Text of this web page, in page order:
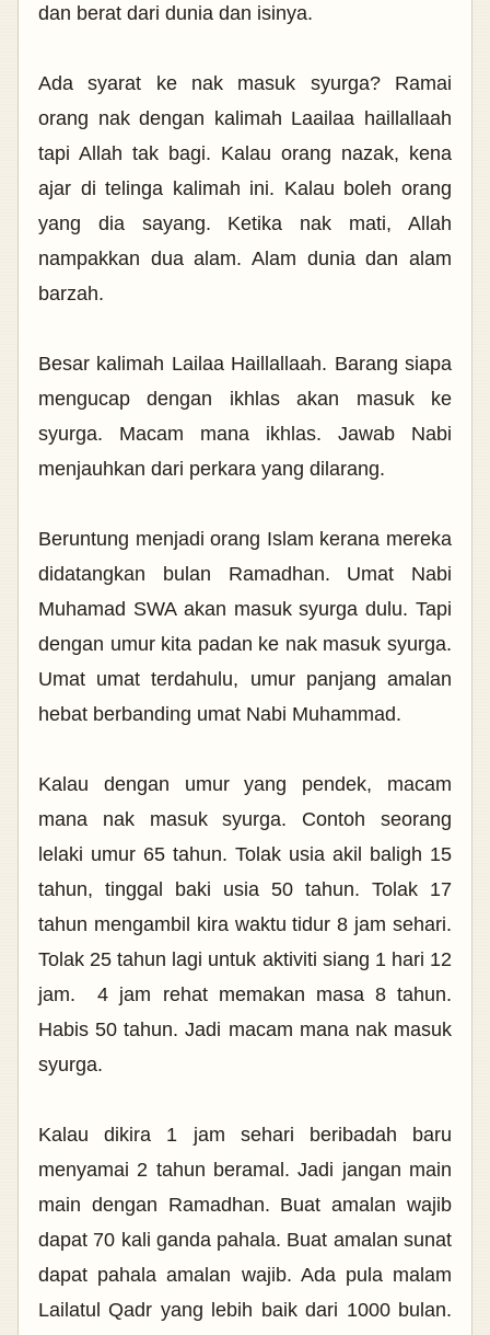
dan berat dari dunia dan isinya.
Ada syarat ke nak masuk syurga? Ramai
orang nak dengan kalimah Laailaa haillallaah
tapi Allah tak bagi. Kalau orang nazak, kena
ajar di telinga kalimah ini. Kalau boleh orang
yang dia sayang. Ketika nak mati, Allah
nampakkan dua alam. Alam dunia dan alam
barzah.
Besar kalimah Lailaa Haillallaah. Barang siapa
mengucap dengan ikhlas akan masuk ke
syurga. Macam mana ikhlas. Jawab Nabi
menjauhkan dari perkara yang dilarang.
Beruntung menjadi orang Islam kerana mereka
didatangkan bulan Ramadhan. Umat Nabi
Muhamad SWA akan masuk syurga dulu. Tapi
dengan umur kita padan ke nak masuk syurga.
Umat umat terdahulu, umur panjang amalan
hebat berbanding umat Nabi Muhammad.
Kalau dengan umur yang pendek, macam
mana nak masuk syurga. Contoh seorang
lelaki umur 65 tahun. Tolak usia akil baligh 15
tahun, tinggal baki usia 50 tahun. Tolak 17
tahun mengambil kira waktu tidur 8 jam sehari.
Tolak 25 tahun lagi untuk aktiviti siang 1 hari 12
jam. 4 jam rehat memakan masa 8 tahun.
Habis 50 tahun. Jadi macam mana nak masuk
syurga.
Kalau dikira 1 jam sehari beribadah baru
menyamai 2 tahun beramal. Jadi jangan main
main dengan Ramadhan. Buat amalan wajib
dapat 70 kali ganda pahala. Buat amalan sunat
dapat pahala amalan wajib. Ada pula malam
Lailatul Qadr yang lebih baik dari 1000 bulan.